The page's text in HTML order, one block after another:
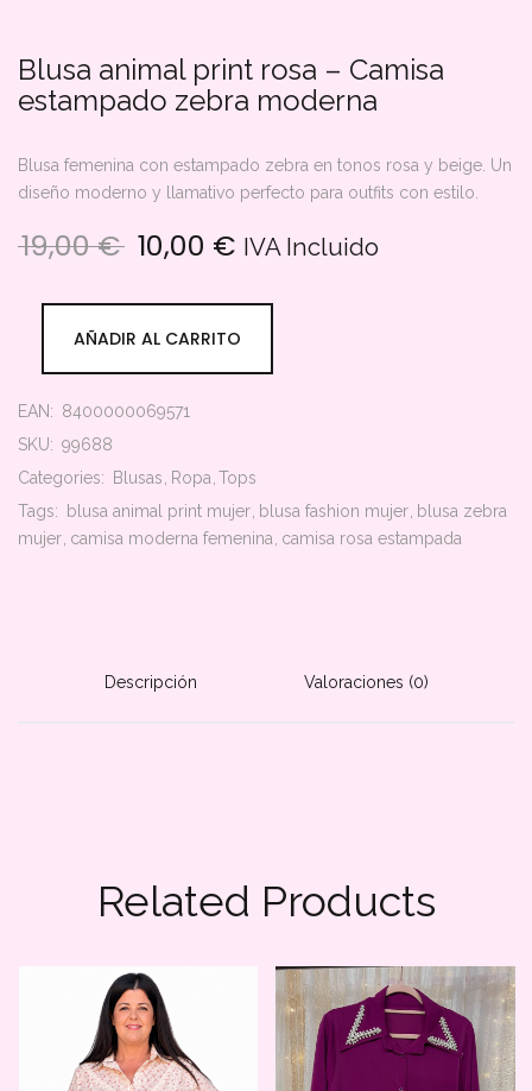
Blusa animal print rosa – Camisa
estampado zebra moderna
Blusa femenina con estampado zebra en tonos rosa y beige. Un
diseño moderno y llamativo perfecto para outfits con estilo.
19,00€ El precio original era: 19,00 €.
10,00 € El precio actual es:
IVA Incluido
AÑADIR AL CARRITO
EAN: 8400000069571
SKU: 99688
Categories:
Blusas Ropa Tops
Tags:
blusa animal print mujer blusa fashion mujer blusa zebra
mujer camisa moderna femenina camisa rosa estampada
Descripción Valoraciones (0)
Related Products